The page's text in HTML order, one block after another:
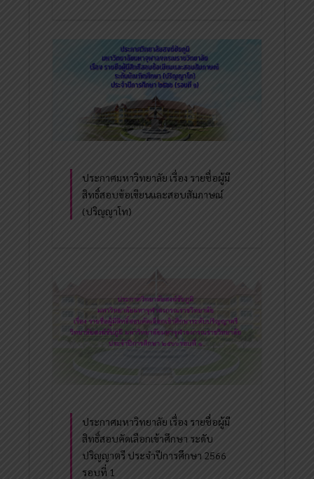
ประกาศมหาวิทยาลัย เรื่อง รายชื่อผู้มี
สิทธิ์สอบข้อเขียนและสอบสัมภาษณ์
(ปริญญาโท)
ประกาศมหาวิทยาลัย เรื่อง รายชื่อผู้มี
สิทธิ์สอบคัดเลือกเข้าศึกษา ระดับ
ปริญญาตรี ประจำปีการศึกษา 2566
รอบที่ 1